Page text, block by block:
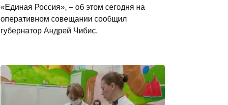
«Единая Россия», – об этом сегодня на
оперативном совещании сообщил
губернатор Андрей Чибис.